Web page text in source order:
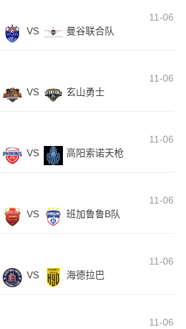
11-06
VS 曼谷联合队
11-06
VS 玄山勇士
11-06
VS 高阳索诺天枪
11-06
VS 班加鲁鲁B队
11-06
VS 海德拉巴
11-06